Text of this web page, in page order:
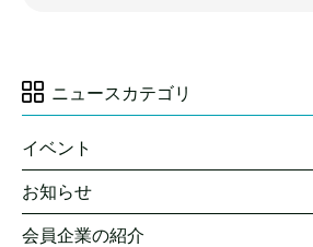
ニュースカテゴリ
イベント
お知らせ
会員企業の紹介